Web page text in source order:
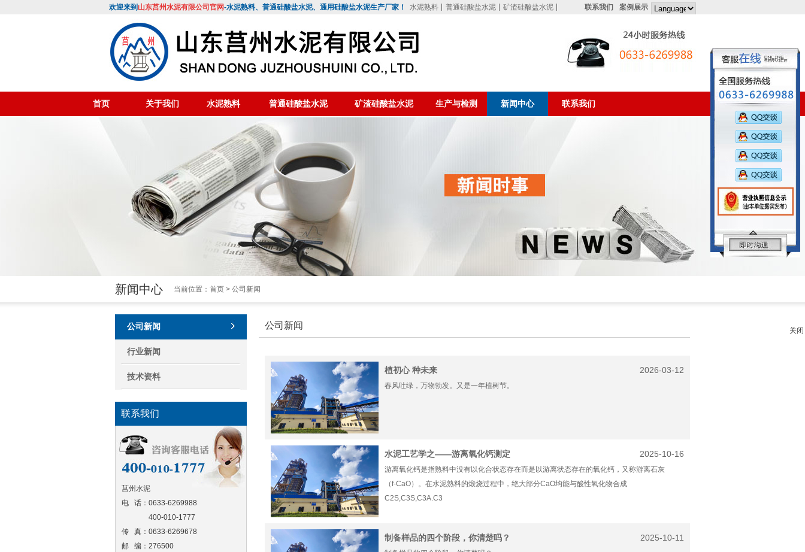
关闭
欢迎来到 山东莒州水泥有限公司官网-水泥熟料、普通硅酸盐水泥、通用硅酸盐水泥生产厂家！ 水泥熟料 普通硅酸盐水泥 矿渣硅酸盐水泥 联系我们 案例展示
首页 关于我们 水泥熟料 普通硅酸盐水泥 矿渣硅酸盐水泥 生产与检测 新闻中心 联系我们
新闻中心 当前位置： 首页 > 公司新闻
公司新闻
行业新闻
技术资料
联系我们
莒州水泥
电 话：0633-6269988
400-010-1777
传 真：0633-6269678
邮 编：276500
公司新闻
植初心 种未来 2026-03-12
春风吐绿，万物勃发。又是一年植树节。
水泥工艺学之——游离氧化钙测定 2025-10-16
游离氧化钙是指熟料中没有以化合状态存在而是以游离状态存在的氧化钙，又称游离石灰
（f-CaO）。在水泥熟料的煅烧过程中，绝大部分CaO均能与酸性氧化物合成
C2S,C3S,C3A.C3
制备样品的四个阶段，你清楚吗？ 2025-10-11